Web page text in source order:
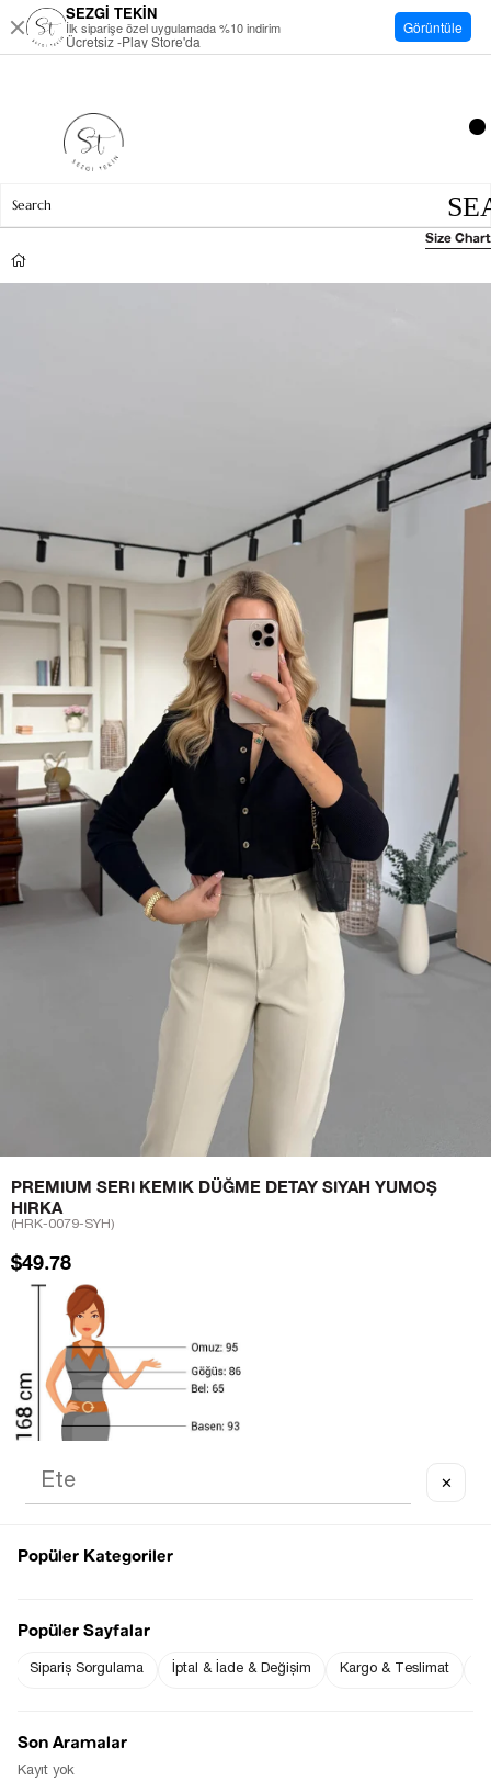
PREMIUM SERI KEMIK DÜĞME DETAY SIYAH YUMOŞ
HIRKA
(HRK-0079-SYH)
$49.78
Size Chart
SEZGİ TEKİN
İlk siparişe özel uygulamada %10 indirim
Ücretsiz -Play Store'da
Görüntüle
✕
Popüler Kategoriler
Popüler Sayfalar
Sipariş Sorgulama İptal & İade & Değişim Kargo & Teslimat
Son Aramalar
Kayıt yok